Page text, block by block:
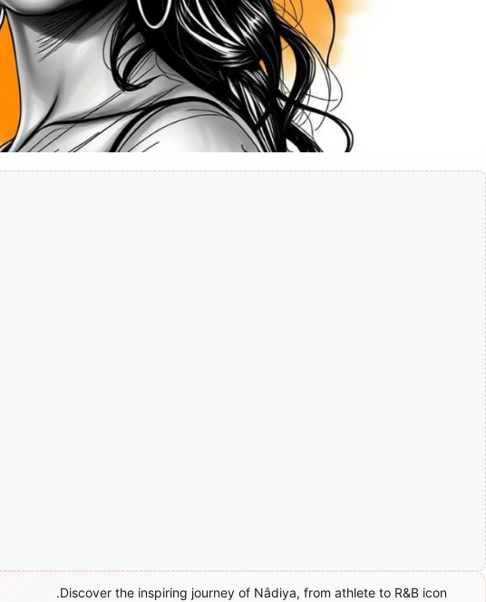
Discover the inspiring journey of Nâdiya, from athlete to R&B icon.